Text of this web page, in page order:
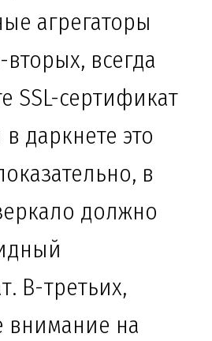
агрегаторы
всегда
SSL-сертификат
в даркнете это
в
должно
В-третьих,
внимание на